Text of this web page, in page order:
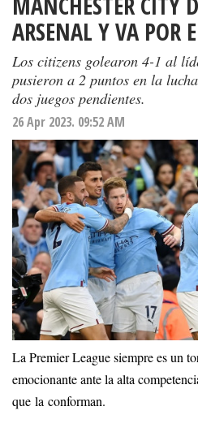
ARSENAL Y VA POR
Los citizens golearon 4-1 al
pusieron a 2 puntos en la
dos juegos pendientes.
26 Apr 2023. 09:52 AM
La Premier League siempre es un
emocionante ante la alta
que la conforman.